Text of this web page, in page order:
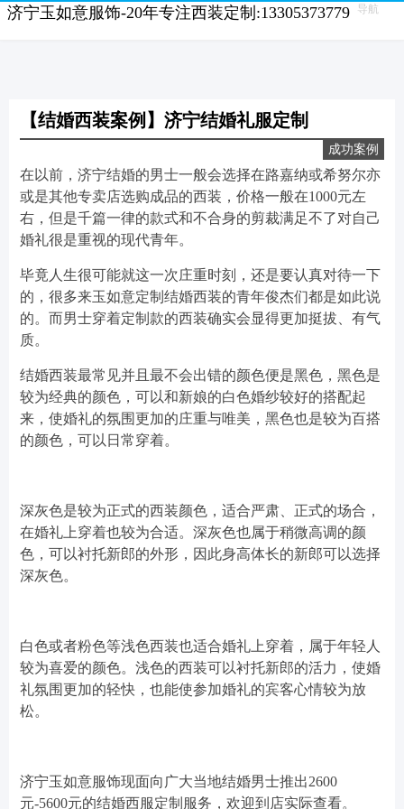
济宁玉如意服饰-20年专注西装定制:13305373779 导航
【结婚西装案例】济宁结婚礼服定制
成功案例
在以前，济宁结婚的男士一般会选择在路嘉纳或希努尔亦
或是其他专卖店选购成品的西装，价格一般在1000元左
右，但是千篇一律的款式和不合身的剪裁满足不了对自己
婚礼很是重视的现代青年。
毕竟人生很可能就这一次庄重时刻，还是要认真对待一下
的，很多来玉如意定制结婚西装的青年俊杰们都是如此说
的。而男士穿着定制款的西装确实会显得更加挺拔、有气
质。
结婚西装最常见并且最不会出错的颜色便是黑色，黑色是
较为经典的颜色，可以和新娘的白色婚纱较好的搭配起
来，使婚礼的氛围更加的庄重与唯美，黑色也是较为百搭
的颜色，可以日常穿着。
深灰色是较为正式的西装颜色，适合严肃、正式的场合，
在婚礼上穿着也较为合适。深灰色也属于稍微高调的颜
色，可以衬托新郎的外形，因此身高体长的新郎可以选择
深灰色。
白色或者粉色等浅色西装也适合婚礼上穿着，属于年轻人
较为喜爱的颜色。浅色的西装可以衬托新郎的活力，使婚
礼氛围更加的轻快，也能使参加婚礼的宾客心情较为放
松。
济宁玉如意服饰现面向广大当地结婚男士推出2600
元-5600元的结婚西服定制服务，欢迎到店实际查看。